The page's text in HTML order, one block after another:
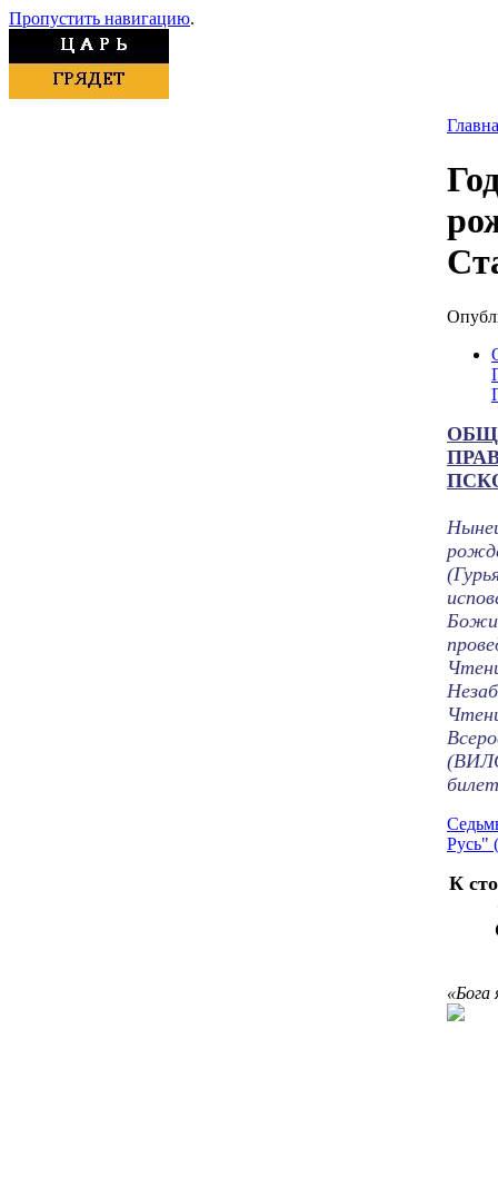
Пропустить навигацию.
Русь"
К